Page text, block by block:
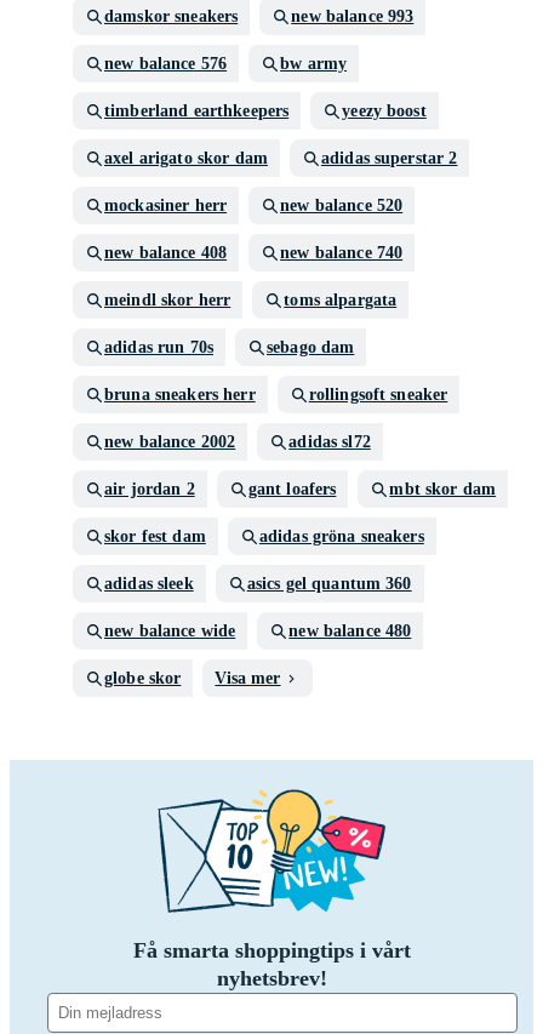
damskor sneakers new balance 993
new balance 576 bw army
timberland earthkeepers yeezy boost
axel arigato skor dam adidas superstar 2
mockasiner herr new balance 520
new balance 408 new balance 740
meindl skor herr toms alpargata
adidas run 70s sebago dam
bruna sneakers herr rollingsoft sneaker
new balance 2002 adidas sl72
air jordan 2 gant loafers mbt skor dam
skor fest dam adidas gröna sneakers
adidas sleek asics gel quantum 360
new balance wide new balance 480
globe skor Visa mer
Få smarta shoppingtips i vårt
nyhetsbrev!